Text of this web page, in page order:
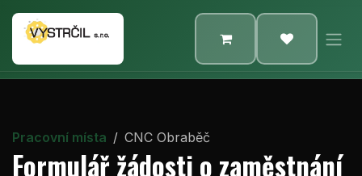
Přejít na obsah
Pracovní místa CNC Obraběč
Formulář žádosti o zaměstnání